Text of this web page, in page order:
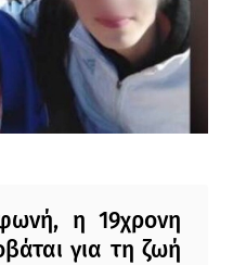
η 19χρονη
για τη ζωή